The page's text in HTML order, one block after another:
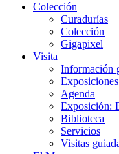
Colección
Curadurías
Colección
Gigapixel
Visita
Información
Exposiciones
Agenda
Exposición:
Biblioteca
Servicios
Visitas